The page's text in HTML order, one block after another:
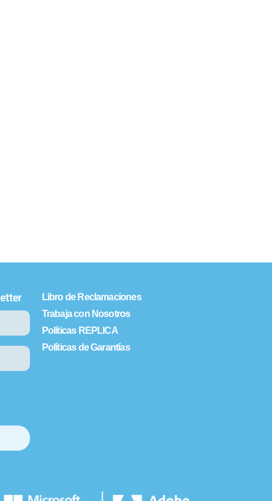
Libro de Reclamaciones
Trabaja con Nosotros
Políticas REPLICA
Políticas de Garantías